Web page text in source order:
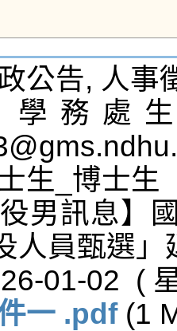
公告, 人事
學務處
生_博士生
男訊息】
人員甄選
01-02  (
一 .pdf (1